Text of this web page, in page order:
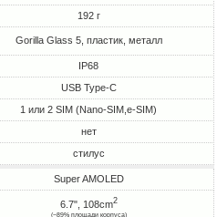
192 г
Gorilla Glass 5, пластик, металл
IP68
USB Type-C
1 или 2 SIM (Nano-SIM,e-SIM)
нет
стилус
Super AMOLED
6.7", 108cm2
(~89% площади корпуса)